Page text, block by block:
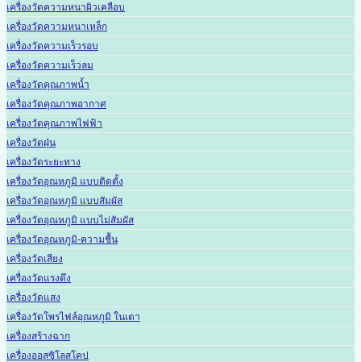
เครื่องวัดความหนาผิวเคลือบ
เครื่องวัดความหนาเหล็ก
เครื่องวัดความเร็วรอบ
เครื่องวัดความเร็วลม
เครื่องวัดคุณภาพน้ำ
เครื่องวัดคุณภาพอากาศ
เครื่องวัดคุณภาพไฟฟ้า
เครื่องวัดฝุ่น
เครื่องวัดระยะทาง
เครื่องวัดอุณหภูมิ แบบติดตั้ง
เครื่องวัดอุณหภูมิ แบบสัมผัส
เครื่องวัดอุณหภูมิ แบบไม่สัมผัส
เครื่องวัดอุณหภูมิ-ความชื้น
เครื่องวัดเสียง
เครื่องวัดแรงดึง
เครื่องวัดแสง
เครื่องวัดโพรไฟล์อุณหภูมิ ในเตา
เครื่องสร้างฉาก
เครื่องออสซิโลสโคป